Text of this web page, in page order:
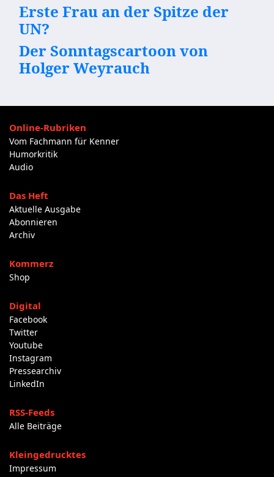
Erste Frau an der Spitze der
UN?
Der Sonntagscartoon von
Holger Weyrauch
Online-Rubriken
Vom Fachmann für Kenner
Humorkritik
Audio
Das Heft
Aktuelle Ausgabe
Abonnieren
Archiv
Kommerz
Shop
Digital
Facebook
Twitter
Youtube
Instagram
Pressearchiv
LinkedIn
RSS-Feeds
Alle Beiträge
Kleingedrucktes
Impressum